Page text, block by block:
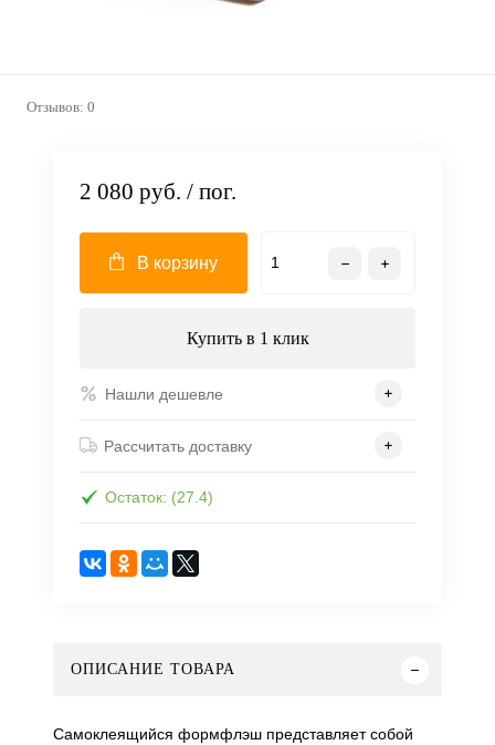
Отзывов: 0
2 080 руб. / пог.
В корзину
Купить в 1 клик
Нашли дешевле
Рассчитать доставку
Остаток: (27.4)
ОПИСАНИЕ ТОВАРА
Самоклеящийся формфлэш представляет собой